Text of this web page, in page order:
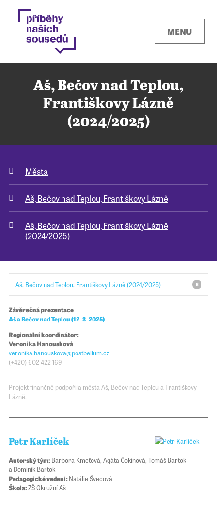
MENU
O projektu
Pro města
Pro školy
Aš, Bečov nad Teplou,
Františkovy Lázně
(2024/2025)
Města
Aš, Bečov nad Teplou, Františkovy Lázně
Aš, Bečov nad Teplou, Františkovy Lázně
(2024/2025)
Aš, Bečov nad Teplou, Františkovy Lázně (2024/2025) 6
Závěrečná prezentace
Aš a Bečov nad Teplou (12. 3. 2025)
Regionální koordinátor:
Veronika Hanousková
veronika.hanouskova@​​postbellum.cz
(+420) 602 422 169
Projekt finančně podpořila města Aš, Bečov nad Teplou a Františkovy
Lázně.
Petr Karlíček
Autorský tým:Barbora Kmeťová, Agáta Čokinová, Tomáš Bartok
a Dominik Bartok
Pedagogické vedení:Natálie Švecová
Škola:ZŠ Okružní Aš